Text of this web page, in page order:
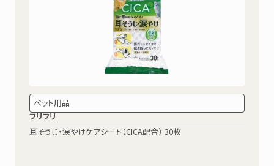
ペット用品
フリフリ
耳そうじ・涙やけケアシート（CICA配合） 30枚